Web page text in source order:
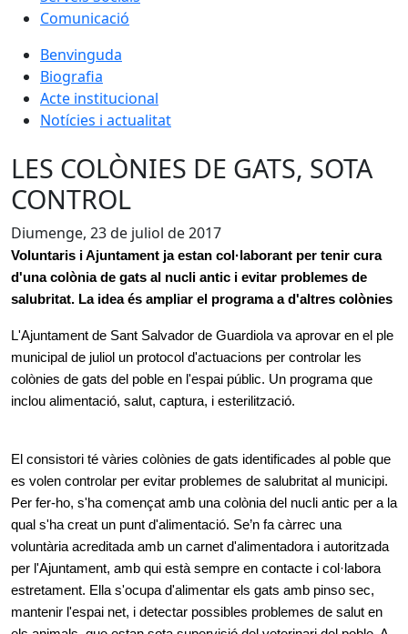
Comunicació
Benvinguda
Biografia
Acte institucional
Notícies i actualitat
LES COLÒNIES DE GATS, SOTA
CONTROL
Diumenge, 23 de juliol de 2017
Voluntaris i Ajuntament ja estan col·laborant per tenir cura
d'una colònia de gats al nucli antic i evitar problemes de
salubritat. La idea és ampliar el programa a d'altres colònies
L'Ajuntament de Sant Salvador de Guardiola va aprovar en el ple
municipal de juliol un protocol d'actuacions per controlar les
colònies de gats del poble en l'espai públic. Un programa que
inclou alimentació, salut, captura, i esterilització.
El consistori té vàries colònies de gats identificades al poble que
es volen controlar per evitar problemes de salubritat al municipi.
Per fer-ho, s'ha començat amb una colònia del nucli antic per a la
qual s'ha creat un punt d'alimentació. Se’n fa càrrec una
voluntària acreditada amb un carnet d'alimentadora i autoritzada
per l'Ajuntament, amb qui està sempre en contacte i col·labora
estretament. Ella s'ocupa d'alimentar els gats amb pinso sec,
mantenir l'espai net, i detectar possibles problemes de salut en